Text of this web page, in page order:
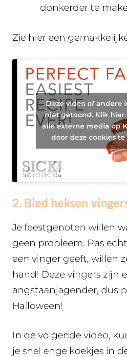
donkerder te
Zie hier een
Deze video of andere
niet getoond. Klik hier
alle externe media op
door deze cookies
2. Bied heksen
Je feestgenoten willen
geen probleem. Pas
een vinger geeft, willen
hand! Deze vingers zijn
angstaanjagender, dus
Halloween!
In de volgende video,
je snel enge koekjes in